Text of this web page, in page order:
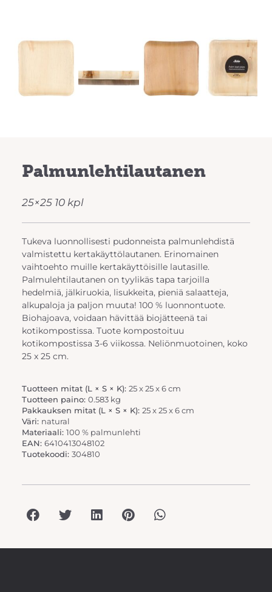
Previous Next
Palmunlehtilautanen
25×25 10 kpl
Tukeva luonnollisesti pudonneista palmunlehdistä
valmistettu kertakäyttölautanen. Erinomainen
vaihtoehto muille kertakäyttöisille lautasille.
Palmulehtilautanen on tyylikäs tapa tarjoilla
hedelmiä, jälkiruokia, lisukkeita, pieniä salaatteja,
alkupaloja ja paljon muuta! 100 % luonnontuote.
Biohajoava, voidaan hävittää biojätteenä tai
kotikompostissa. Tuote kompostoituu
kotikompostissa 3-6 viikossa. Neliönmuotoinen, koko
25 x 25 cm.
Tuotteen mitat (L × S × K): 25 x 25 x 6 cm
Tuotteen paino: 0.583 kg
Pakkauksen mitat (L × S × K): 25 x 25 x 6 cm
Väri: natural
Materiaali: 100 % palmunlehti
EAN: 6410413048102
Tuotekoodi: 304810